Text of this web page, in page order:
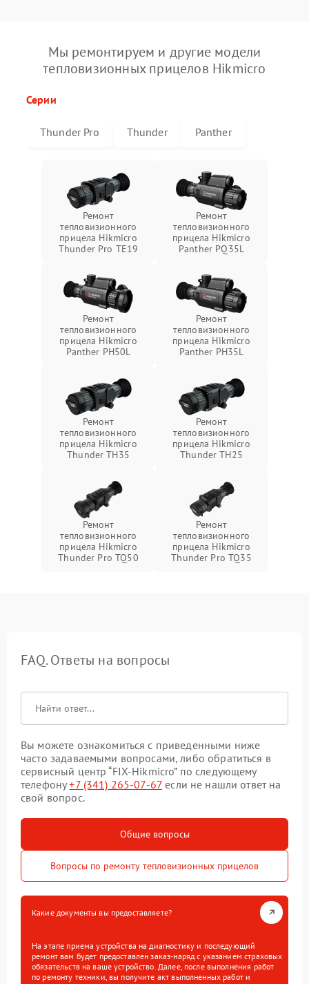
Мы ремонтируем и другие модели
тепловизионных прицелов Hikmicro
Серии
Thunder Pro Thunder Panther
Ремонт
тепловизионного
прицела Hikmicro
Thunder Pro TE19
Ремонт
тепловизионного
прицела Hikmicro
Panther PQ35L
Ремонт
тепловизионного
прицела Hikmicro
Panther PH50L
Ремонт
тепловизионного
прицела Hikmicro
Panther PH35L
Ремонт
тепловизионного
прицела Hikmicro
Thunder TH35
Ремонт
тепловизионного
прицела Hikmicro
Thunder TH25
Ремонт
тепловизионного
прицела Hikmicro
Thunder Pro TQ50
Ремонт
тепловизионного
прицела Hikmicro
Thunder Pro TQ35
FAQ. Ответы на вопросы
Вы можете ознакомиться с приведенными ниже
часто задаваемыми вопросами, либо обратиться в
сервисный центр “FIX-Hikmicro” по следующему
телефону+7 (341) 265-07-67 если не нашли ответ на
свой вопрос.
Общие вопросы
Вопросы по ремонту тепловизионных прицелов
Какие документы вы предоставляете?
На этапе приема устройства на диагностику и последующий
ремонт вам будет предоставлен заказ-наряд с указанием страховых
обязательств на ваше устройство. Далее, после выполнения работ
по ремонту техники, вы получите акт выполненных работ и